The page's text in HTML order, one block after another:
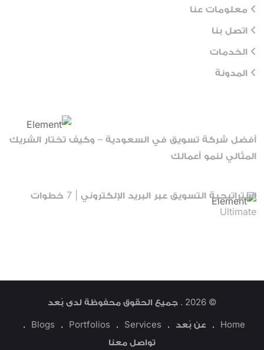
معلومات عنا
اتصل بنا
الخدمات
المدونة
أفضل شركة تسويق في السعودية – وكيف تختار الشريك
المثالي لنمو أعمالك
استراتيجية التسويق عبر البريد الإلكتروني | 7 خطوات
Ultimate
© 2026 . جميع الحقوق محفوظة لدى
بُعد
Home
عن بُعد Services
Portfolios
Blogs
تواصل معنا